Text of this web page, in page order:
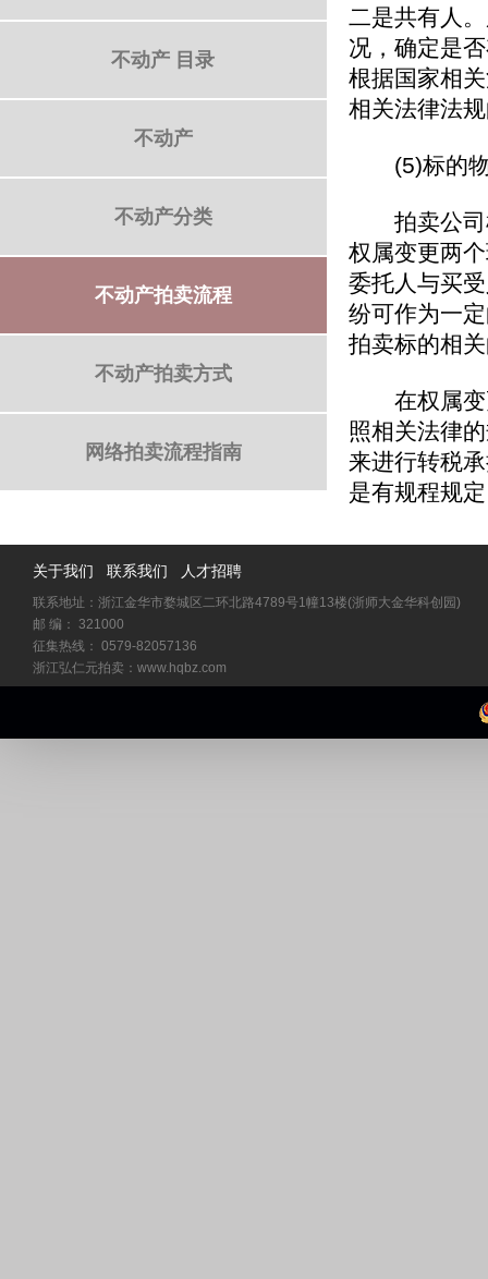
不动产 目录
不动产
不动产分类
不动产拍卖流程
不动产拍卖方式
网络拍卖流程指南
二是共有人
况，确定是
根据国家相
相关法律法
(5)标的物
拍卖公司根
权属变更两
委托人与买
纷可作为一
拍卖标的相
在权属变更
照相关法律
来进行转税
是有规程规
关于我们 联系我们 人才招聘
联系地址：浙江金华市婺城区二环北路4789号1幢13楼(浙师大金华科创园)
邮 编： 321000
征集热线： 0579-82057136
浙江弘仁元拍卖：www.hqbz.com